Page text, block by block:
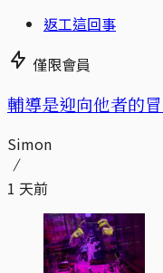
返工這回事
僅限會員
輔導是迎向他者的
Simon
1 天前